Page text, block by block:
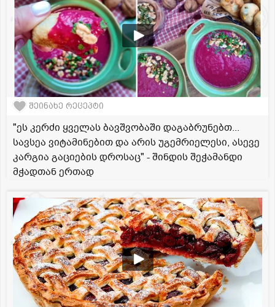
შეინახე რეცეპტი
"ეს კერძი ყველას ბავშვობაში დაგაბრუნებთ...
სავსეა ვიტამინებით და არის უგემრიელესი, ასევე
კარგია გაციების დროსაც" - შინდის შეჭამანდი
მჭადთან ერთად